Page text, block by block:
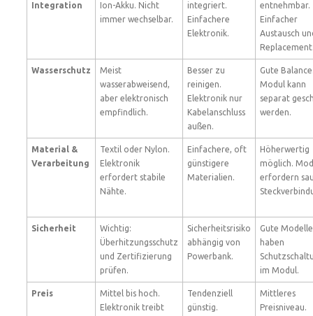
Integration
Ion-Akku. Nicht
immer wechselbar.
integriert.
Einfachere
Elektronik.
entnehmbar.
Einfacher
Austausch
Wasserschutz
Meist
wasserabweisend,
aber elektronisch
empfindlich.
Besser zu
reinigen.
Elektronik nur
Kabelanschluss
außen.
Gute
Modul kann
separat
werden.
Material &
Verarbeitung
Textil oder Nylon.
Elektronik
erfordert stabile
Nähte.
Einfachere, oft
günstigere
Materialien.
Höherwertig
möglich.
erfordern
Sicherheit
Wichtig:
Überhitzungsschutz
und Zertifizierung
prüfen.
Sicherheitsrisiko
abhängig von
Powerbank.
Gute Modelle
haben
im Modul.
Preis
Mittel bis hoch.
Elektronik treibt
Tendenziell
günstig.
Mittleres
Preisniveau.